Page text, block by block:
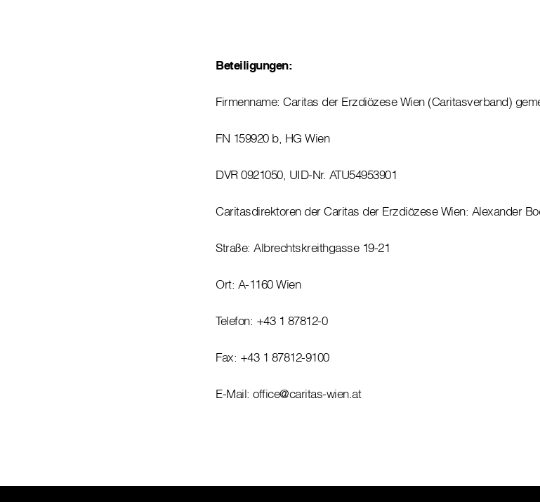
Beteiligungen:
Firmenname: Caritas der Erzdiözese Wien (Caritasverband)
FN 159920 b, HG Wien
DVR 0921050, UID-Nr. ATU54953901
Caritasdirektoren der Caritas der Erzdiözese Wien: Alexander
Straße: Albrechtskreithgasse 19-21
Ort: A-1160 Wien
Telefon: +43 1 87812-0
Fax: +43 1 87812-9100
E-Mail: office@caritas-wien.at